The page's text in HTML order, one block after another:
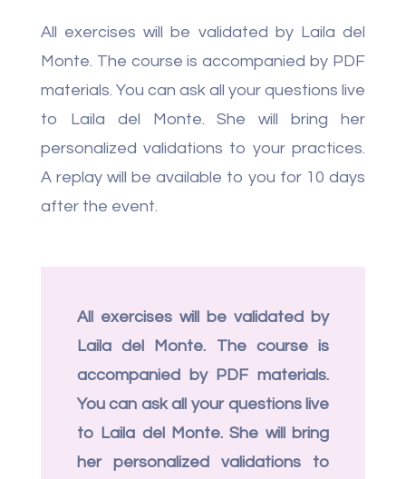
All exercises will be validated by Laila del
Monte. The course is accompanied by PDF
materials. You can ask all your questions live
to Laila del Monte. She will bring her
personalized validations to your practices.
A replay will be available to you for 10 days
after the event.
All exercises will be validated by
Laila del Monte. The course is
accompanied by PDF materials.
You can ask all your questions live
to Laila del Monte. She will bring
her personalized validations to